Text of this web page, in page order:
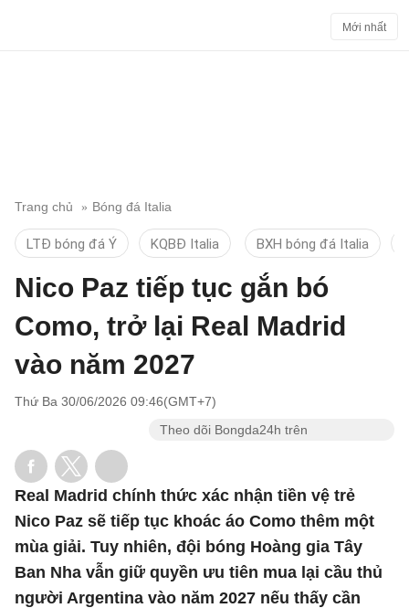
Mới nhất
Trang chủ Bóng đá Italia
LTĐ bóng đá Ý KQBĐ Italia BXH bóng đá Italia
Nico Paz tiếp tục gắn bó
Como, trở lại Real Madrid
vào năm 2027
Thứ Ba 30/06/2026 09:46(GMT+7)
Theo dõi Bongda24h trên
Real Madrid chính thức xác nhận tiền vệ trẻ
Nico Paz sẽ tiếp tục khoác áo Como thêm một
mùa giải. Tuy nhiên, đội bóng Hoàng gia Tây
Ban Nha vẫn giữ quyền ưu tiên mua lại cầu thủ
người Argentina vào năm 2027 nếu thấy cần